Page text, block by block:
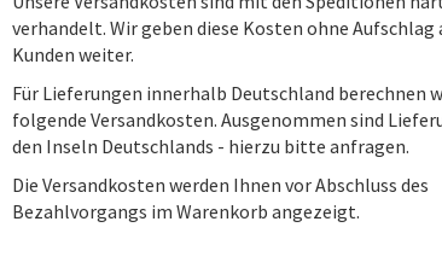
verhandelt. Wir geben diese Kosten ohne Aufschlag
Kunden weiter.
Für Lieferungen innerhalb Deutschland berechnen
folgende Versandkosten. Ausgenommen sind
den Inseln Deutschlands - hierzu bitte anfragen.
Die Versandkosten werden Ihnen vor Abschluss des
Bezahlvorgangs im Warenkorb angezeigt.